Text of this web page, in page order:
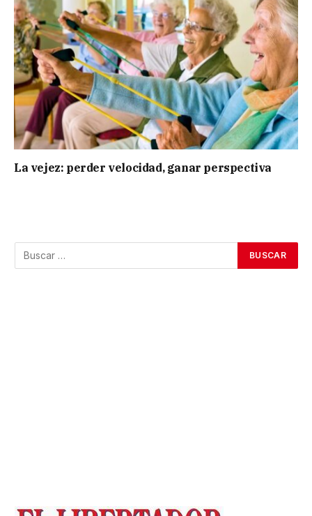
La vejez: perder velocidad, ganar perspectiva